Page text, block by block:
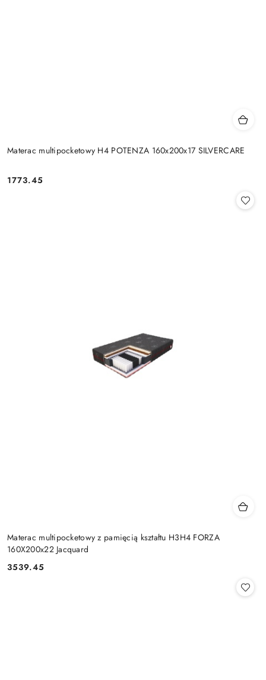
Materac multipocketowy H4 POTENZA 160x200x17 SILVERCARE
Cena:
1773.45
Materac multipocketowy z pamięcią kształtu H3H4 FORZA
160X200x22 Jacquard
Cena:
3539.45